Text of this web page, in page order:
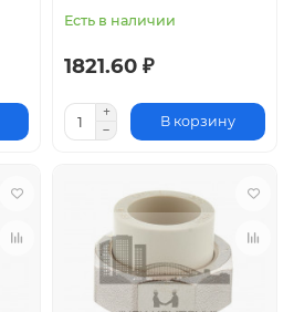
Есть в наличии
1821.60 ₽
В корзину